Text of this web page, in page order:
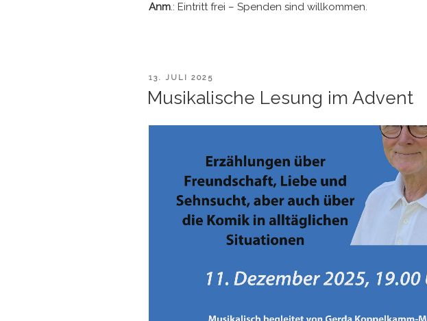
Anm.: Eintritt frei – Spenden sind willkommen.
VERÖFFENTLICHT
AM
13. JULI 2025
Musikalische Lesung im Advent